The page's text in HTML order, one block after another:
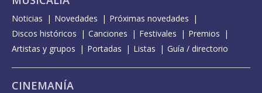
Noticias Novedades
Próximas novedades
Discos históricos
Canciones Festivales
Premios
Artistas y grupos
Portadas Listas Guía / directorio
CINEMANÍA